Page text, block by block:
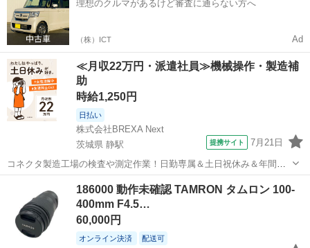
理想のクルマがあるけど審査に通らない方へ
（株）ICT Ad
≪月収22万円・派遣社員≫機械操作・製造補
助
時給1,250円
日払い
株式会社BREXA Next
茨城県 静駅
提携サイト 7月21日
コネクタ製造工場の検査や測定作業！日勤専属＆土日祝休み＆年間休
日128日★クリーンルーム内作業★マイカー通勤OK＆無料駐車場あり
★就業先食堂利用可！日払い制度あり！《茨城県常陸大宮市》 人気の
工場のお仕事 ◇コネクタ製造工...
静駅 その他
186000 動作未確認 TAMRON タムロン 100-
400mm F4.5…
60,000円
オンライン決済 配送可